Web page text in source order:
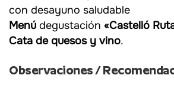
con desayuno saludable
Menú degustación «Castelló
Cata de quesos y vino.
Observaciones /